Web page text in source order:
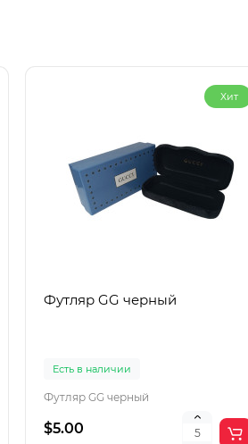
Хит
Футляр GG черный
Есть в наличии
Футляр GG черный
$5.00